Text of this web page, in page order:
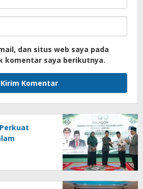
dan situs web saya pada
komentar saya berikutnya.